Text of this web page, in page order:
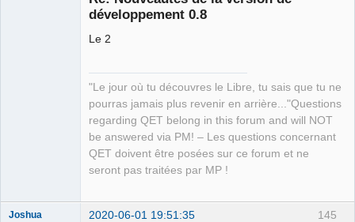
développement 0.8
Le 2
"Le jour où tu découvres le Libre, tu sais que tu ne
pourras jamais plus revenir en arrière..."Questions
regarding QET belong in this forum and will NOT
be answered via PM! – Les questions concernant
QET doivent être posées sur ce forum et ne
seront pas traitées par MP !
145
Joshua 2020-06-01 19:51:35